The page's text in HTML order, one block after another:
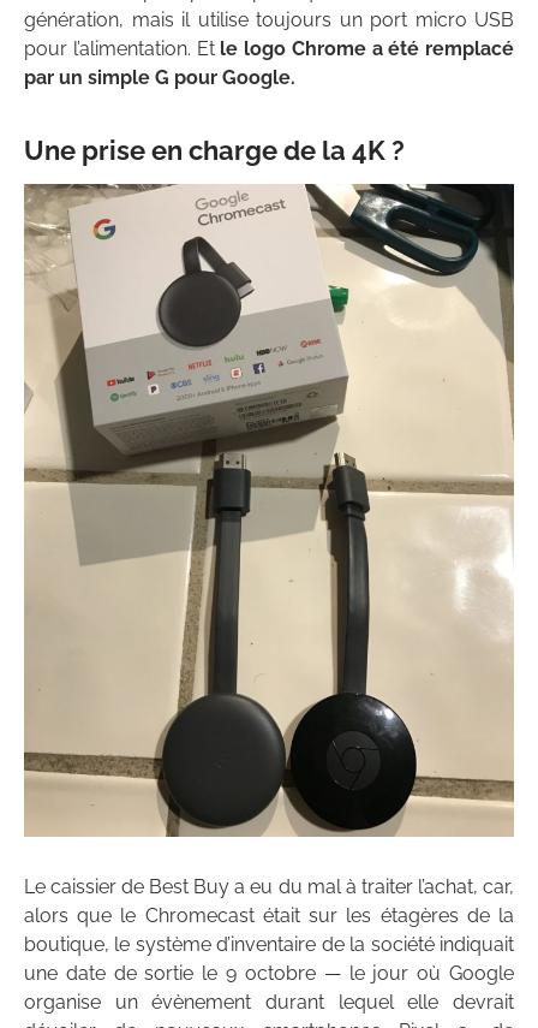
génération, mais il utilise toujours un port micro USB
pour l’alimentation. Et le logo Chrome a été remplacé
par un simple G pour Google.
Une prise en charge de la 4K ?
Le caissier de Best Buy a eu du mal à traiter l’achat, car,
alors que le Chromecast était sur les étagères de la
boutique, le système d’inventaire de la société indiquait
une date de sortie le 9 octobre — le jour où Google
organise un évènement durant lequel elle devrait